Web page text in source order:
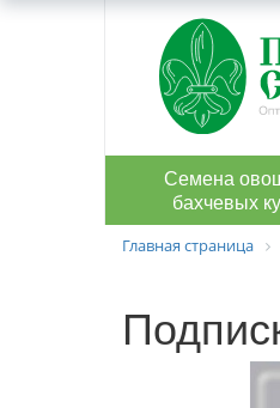
Семена
бахчевых
Главная страница